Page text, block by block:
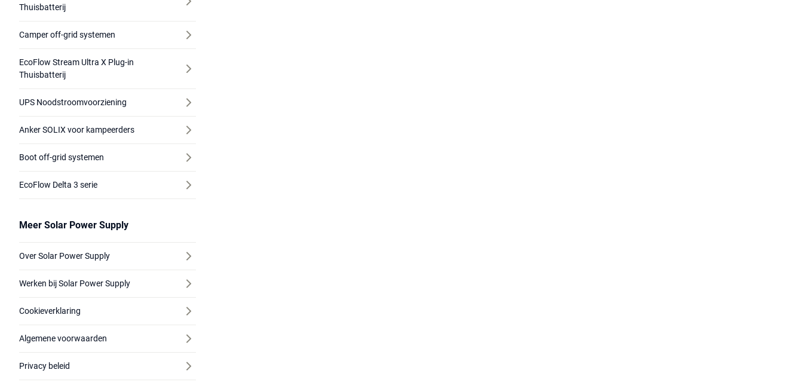
Thuisbatterij
Camper off-grid systemen
EcoFlow Stream Ultra X Plug-in
Thuisbatterij
UPS Noodstroomvoorziening
Anker SOLIX voor kampeerders
Boot off-grid systemen
EcoFlow Delta 3 serie
Meer Solar Power Supply
Over Solar Power Supply
Werken bij Solar Power Supply
Cookieverklaring
Algemene voorwaarden
Privacy beleid